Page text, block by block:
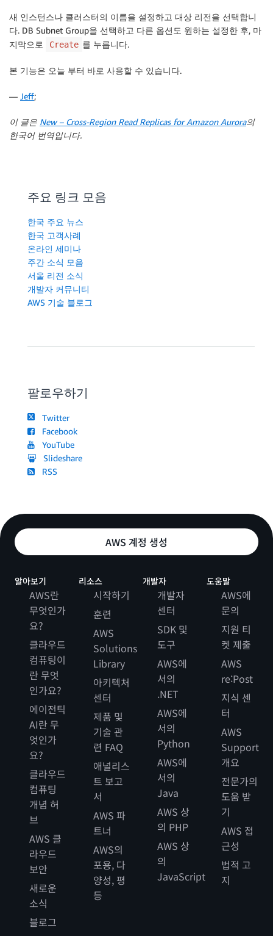
새 인스턴스나 클러스터의 이름을 설정하고 대상 리전을 선택합니
다. DB Subnet Group을 선택하고 다른 옵션도 원하는 설정한 후, 마
지막으로
Create 를 누릅니다.
본 기능은 오늘 부터 바로 사용할 수 있습니다.
— Jeff;
이 글은 New – Cross-Region Read Replicas for Amazon Aurora의
한국어 번역입니다.
주요 링크 모음
한국 주요 뉴스
한국 고객사례
온라인 세미나
주간 소식 모음
서울 리전 소식
개발자 커뮤니티
AWS 기술 블로그
팔로우하기
Twitter
Facebook
YouTube
Slideshare
RSS
AWS 계정 생성
알아보기
AWS란
무엇인가
요?
클라우드
컴퓨팅이
란 무엇
인가요?
에이전틱
AI란 무
엇인가
요?
클라우드
컴퓨팅
개념 허
브
AWS 클
라우드
보안
새로운
소식
블로그
리소스
시작하기
훈련
AWS
Solutions
Library
아키텍처
센터
제품 및
기술 관
련 FAQ
애널리스
트 보고
서
AWS 파
트너
AWS의
포용, 다
양성, 평
등
개발자
개발자
센터
SDK 및
도구
AWS에
서의
.NET
AWS에
서의
Python
AWS에
서의
Java
AWS 상
의 PHP
AWS 상
의
JavaScript
도움말
AWS에
문의
지원 티
켓 제출
AWS
re:Post
지식 센
터
AWS
Support
개요
전문가의
도움 받
기
AWS 접
근성
법적 고
지